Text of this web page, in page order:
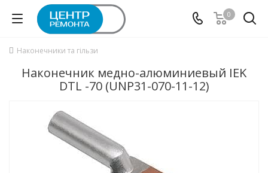
0
Наконечники та гільзи
Наконечник медно-алюминиевый IEK
DTL -70 (UNP31-070-11-12)